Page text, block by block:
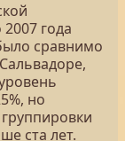
года
сравнимо
но
ста лет.